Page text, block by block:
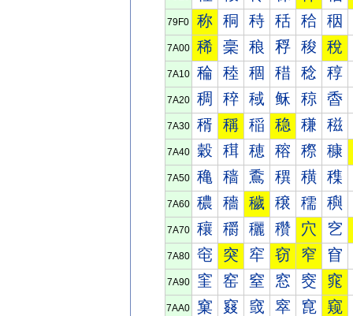
79F0 称 秱 秲 秳 秴 秵
7A00 稀 稁 稂 稃 稄 稅
7A10 稐 稑 稒 稓 稔 稕
7A20 稠 稡 稢 稣 稤 稥
7A30 稰 稱 稲 稳 稴 稵
7A40 穀 穁 穂 穃 穄 穅
7A50 穐 穑 穒 穓 穔 穕
7A60 穠 穡 穢 穣 穤 穥
7A70 穰 穱 穲 穳 穴 穵
7A80 窀 突 窂 窃 窄 窅
7A90 窐 窑 窒 窓 窔 窕
7AA0 窠 窡 窢 窣 窤 窥